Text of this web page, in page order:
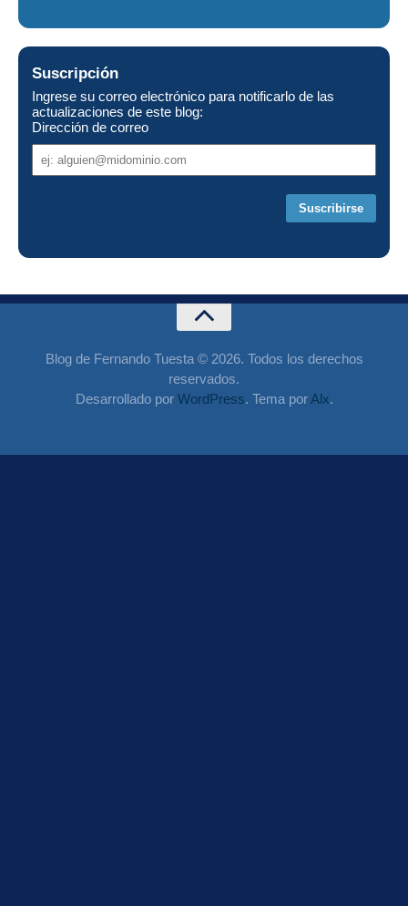
Suscripción
Ingrese su correo electrónico para notificarlo de las
actualizaciones de este blog:
Dirección de correo
de
Blog de Fernando Tuesta © 2026. Todos los derechos
reservados.
Desarrollado por WordPress. Tema porAlx.